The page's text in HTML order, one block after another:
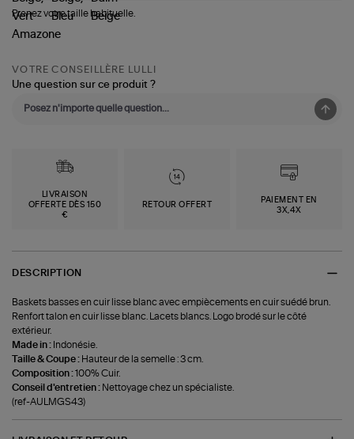
Prenez votre taille habituelle.
VOTRE CONSEILLÈRE LULLI
Une question sur ce produit ?
LIVRAISON
OFFERTE DÈS 150
€
RETOUR OFFERT
PAIEMENT EN
3X,4X
DESCRIPTION
Baskets basses en cuir lisse blanc avec empiècements en cuir suédé brun.
Renfort talon en cuir lisse blanc. Lacets blancs. Logo brodé sur le côté
extérieur.
Made in : Indonésie.
Taille & Coupe : Hauteur de la semelle : 3 cm.
Composition :100% Cuir.
Conseil d'entretien : Nettoyage chez un spécialiste.
(ref-AULMGS43)